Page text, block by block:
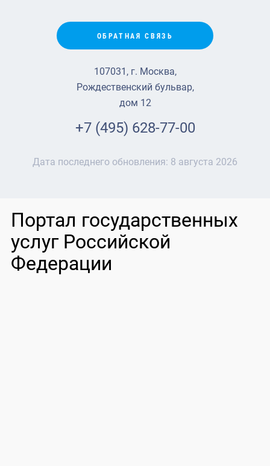
ОБРАТНАЯ СВЯЗЬ
107031, г. Москва,
Рождественский бульвар,
дом 12
+7 (495) 628-77-00
Дата последнего обновления: 8 августа 2026
Портал государственных
услуг Российской
Федерации